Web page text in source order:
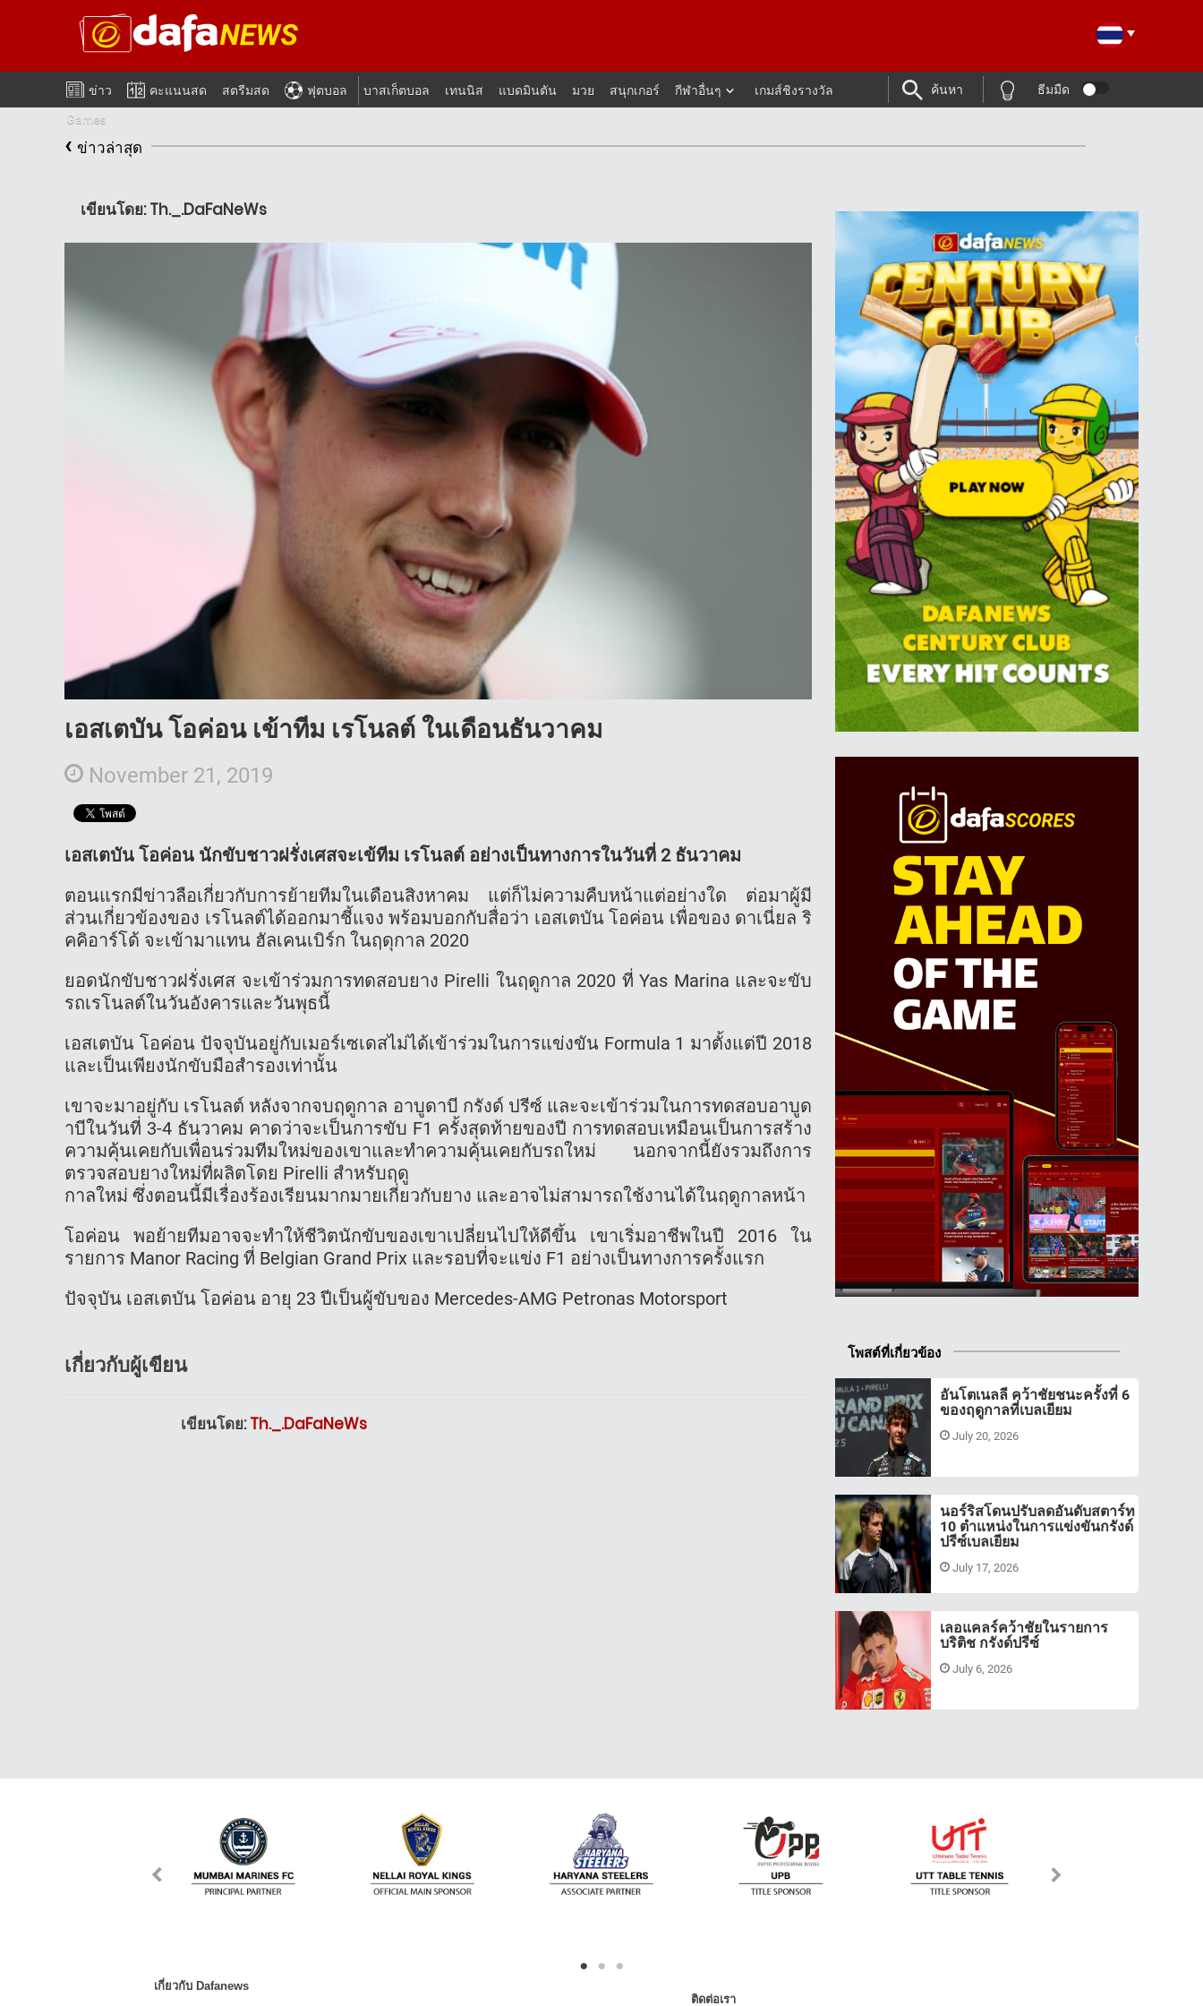
ข่าว คะแนนสด สตรีมสด ฟุตบอล บาสเก็ตบอล เทนนิส แบดมินตัน มวย สนุกเกอร์ กีฬาอื่นๆ
เกมส์ชิงรางวัล
Games
ค้นหา ธีมมืด
‹ ข่าวล่าสุด
เขียนโดย: Th._.DaFaNeWs
เอสเตบัน โอค่อน เข้าทีม เรโนลต์ ในเดือนธันวาคม
November 21, 2019
เอสเตบัน โอค่อน นักขับชาวฝรั่งเศสจะเข้ทีม เรโนลต์ อย่างเป็นทางการในวันที่ 2 ธันวาคม
ตอนแรกมีข่าวลือเกี่ยวกับการย้ายทีมในเดือนสิงหาคม แต่ก็ไม่ความคืบหน้าแต่อย่างใด ต่อมาผู้มี
ส่วนเกี่ยวข้องของ เรโนลต์ได้ออกมาชี้แจง พร้อมบอกกับสื่อว่า เอสเตบัน โอค่อน เพื่อของ ดาเนี่ยล ริ
คคิอาร์โด้ จะเข้ามาแทน ฮัลเคนเบิร์ก ในฤดุกาล 2020
ยอดนักขับชาวฝรั่งเศส จะเข้าร่วมการทดสอบยาง Pirelli ในฤดูกาล 2020 ที่ Yas Marina และจะขับ
รถเรโนลต์ในวันอังคารและวันพุธนี้
เอสเตบัน โอค่อน ปัจจุบันอยู่กับเมอร์เซเดสไม่ได้เข้าร่วมในการแข่งขัน Formula 1 มาตั้งแต่ปี 2018
และเป็นเพียงนักขับมือสำรองเท่านั้น
เขาจะมาอยู่กับ เรโนลต์ หลังจากจบฤดูกาล อาบูดาบี กรังด์ ปรีซ์ และจะเข้าร่วมในการทดสอบอาบูด
าบีในวันที่ 3-4 ธันวาคม คาดว่าจะเป็นการขับ F1 ครั้งสุดท้ายของปี การทดสอบเหมือนเป็นการสร้าง
ความคุ้นเคยกับเพื่อนร่วมทีมใหม่ของเขาและทำความคุ้นเคยกับรถใหม่ นอกจากนี้ยังรวมถึงการ
ตรวจสอบยางใหม่ที่ผลิตโดย Pirelli สำหรับฤดู
กาลใหม่ ซึ่งตอนนี้มีเรื่องร้องเรียนมากมายเกี่ยวกับยาง และอาจไม่สามารถใช้งานได้ในฤดูกาลหน้า
โอค่อน พอย้ายทีมอาจจะทำให้ชีวิตนักขับของเขาเปลี่ยนไปให้ดีขึ้น เขาเริ่มอาชีพในปี 2016 ใน
รายการ Manor Racing ที่ Belgian Grand Prix และรอบที่จะแข่ง F1 อย่างเป็นทางการครั้งแรก
ปัจจุบัน เอสเตบัน โอค่อน อายุ 23 ปีเป็นผู้ขับของ Mercedes-AMG Petronas Motorsport
เกี่ยวกับผู้เขียน
เขียนโดย:Th._.DaFaNeWs
โพสต์ที่เกี่ยวข้อง
อันโตเนลลี คว้าชัยชนะครั้งที่ 6
ของฤดูกาลที่เบลเยียม
July 20, 2026
นอร์ริสโดนปรับลดอันดับสตาร์ท
10 ตำแหน่งในการแข่งขันกรังด์
ปรีซ์เบลเยียม
July 17, 2026
เลอแคลร์คว้าชัยในรายการ
บริติช กรังด์ปรีซ์
July 6, 2026
เกี่ยวกับ Dafanews
ติดต่อเรา